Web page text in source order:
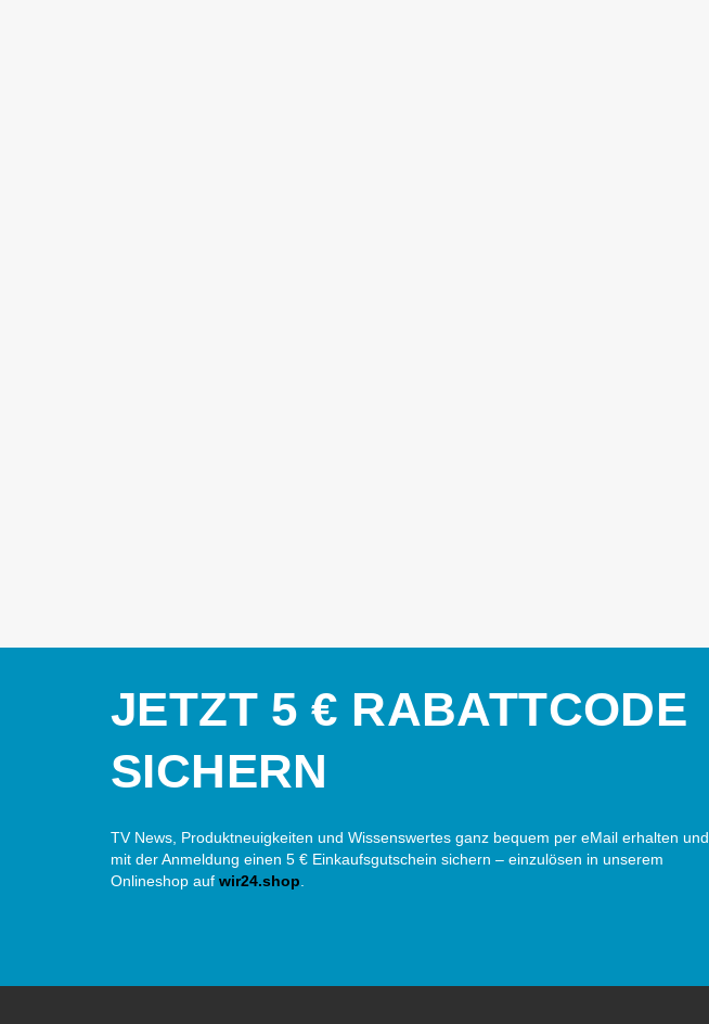
JETZT 5 € RABATTCODE
SICHERN
TV News, Produktneuigkeiten und Wissenswertes ganz bequem per eMail erhalten und
mit der Anmeldung einen 5 € Einkaufsgutschein sichern – einzulösen in unserem
Onlineshop auf wir24.shop